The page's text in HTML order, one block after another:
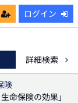
ログイン
詳細検索
険
命保険の効果」